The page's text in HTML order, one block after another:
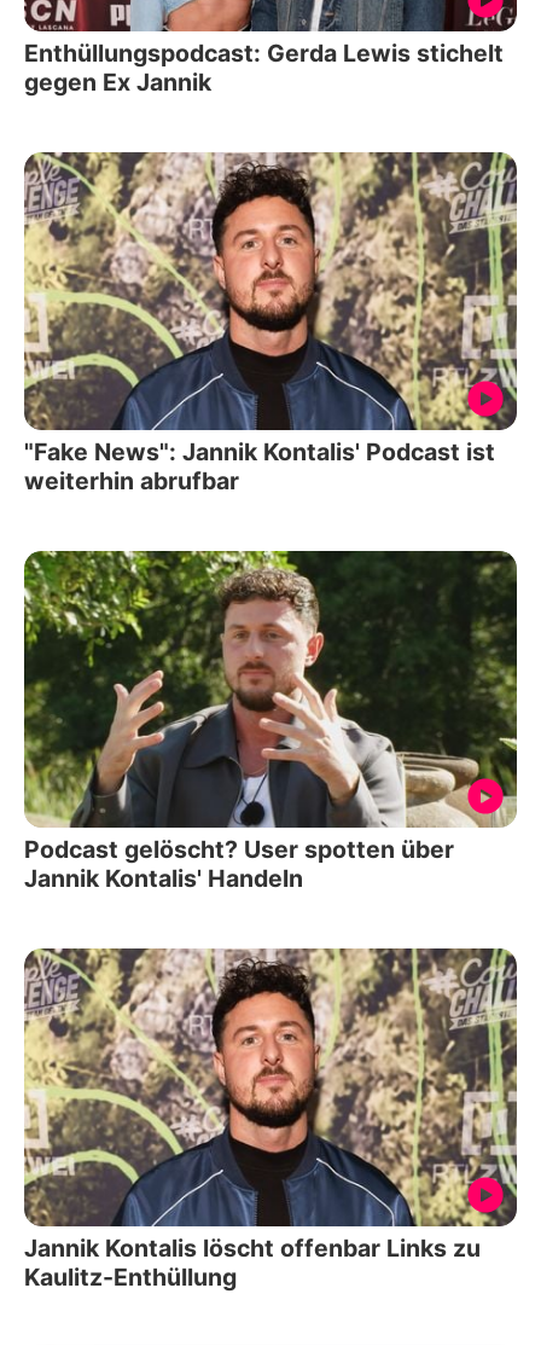
Enthüllungspodcast: Gerda Lewis stichelt
gegen Ex Jannik
"Fake News": Jannik Kontalis' Podcast ist
weiterhin abrufbar
Podcast gelöscht? User spotten über
Jannik Kontalis' Handeln
Jannik Kontalis löscht offenbar Links zu
Kaulitz-Enthüllung